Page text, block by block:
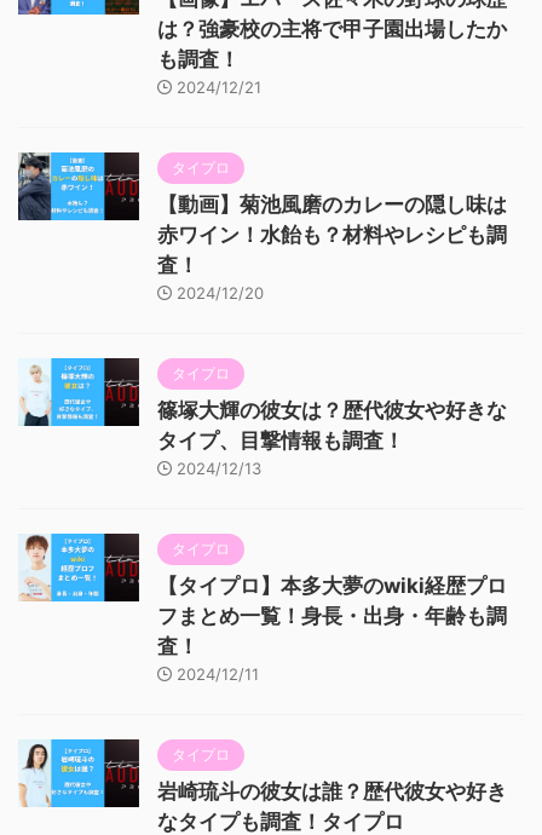
は？強豪校の主将で甲子園出場したか
も調査！
2024/12/21
タイプロ
【動画】菊池風磨のカレーの隠し味は
赤ワイン！水飴も？材料やレシピも調
査！
2024/12/20
タイプロ
篠塚大輝の彼女は？歴代彼女や好きな
タイプ、目撃情報も調査！
2024/12/13
タイプロ
【タイプロ】本多大夢のwiki経歴プロ
フまとめ一覧！身長・出身・年齢も調
査！
2024/12/11
タイプロ
岩崎琉斗の彼女は誰？歴代彼女や好き
なタイプも調査！タイプロ